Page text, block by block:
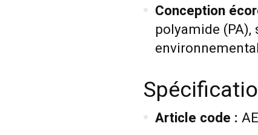
Conception
polyamide (PA),
Article code :